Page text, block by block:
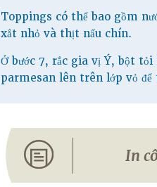
Toppings có thể bao gồm
xắt nhỏ và thịt nấu chín.
Ở bước 7, rắc gia vị Ý, bột
parmesan lên trên lớp vỏ
In